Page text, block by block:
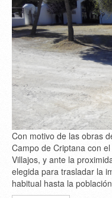
Con motivo de las obras
Campo de Criptana con
Villajos, y ante la
elegida para trasladar la
habitual hasta la